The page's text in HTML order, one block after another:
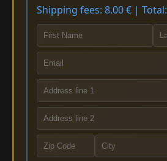
Shipping fees: 8.00 € | Total: